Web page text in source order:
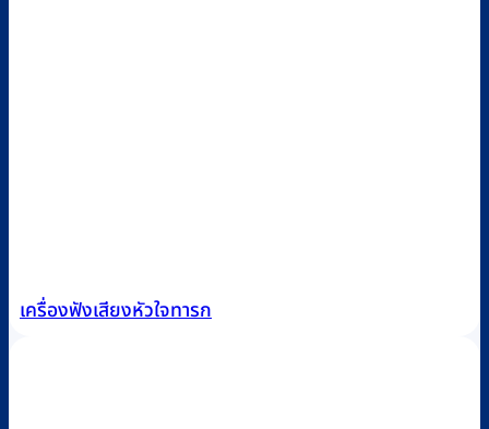
เครื่องฟังเสียงหัวใจทารก